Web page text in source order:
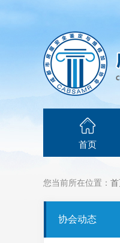
首页
您当前所在位置：
协会动态